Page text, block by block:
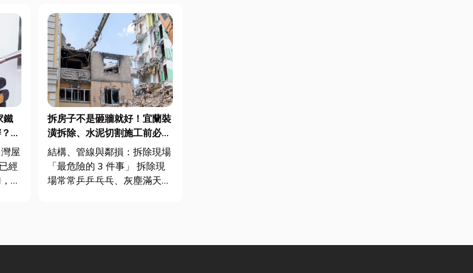
鐵
維
屋
經
金
拆房子不是砸牆就好！宜蘭裝
潢拆除、水泥切割施工前必看
的避坑指南，專家曝這 3 件事
最危險！
結構、管線與鄰損：拆除現場
「最危險的 3 件事」 拆除現
場常常乒乒乓乓、灰塵滿天